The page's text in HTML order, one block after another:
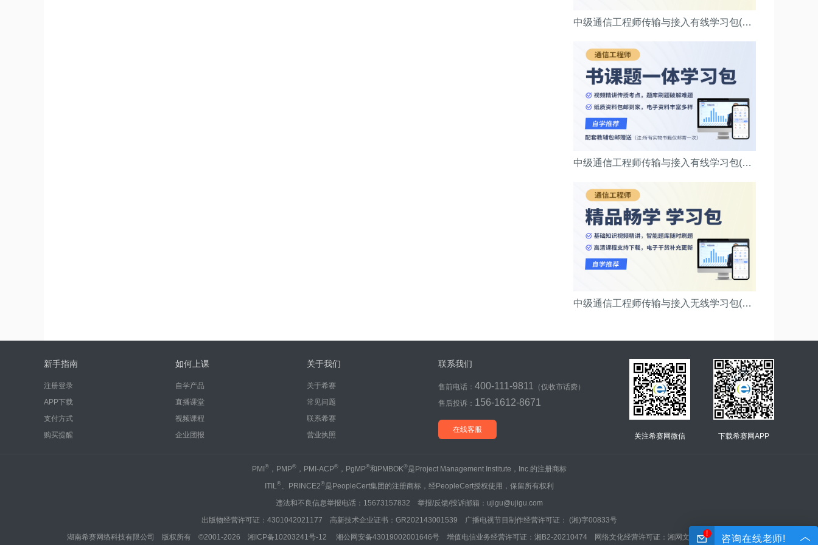
中级通信工程师传输与接入有线学习包(精品畅学班)
中级通信工程师传输与接入有线学习包(无忧通关班)
中级通信工程师传输与接入无线学习包(精品畅学班)
新手指南
注册登录
APP下载
支付方式
购买提醒
如何上课
自学产品
直播课堂
视频课程
企业团报
关于我们
关于希赛
常见问题
联系希赛
营业执照
联系我们
售前电话： 400-111-9811
（仅收市话费）
售后投诉： 156-1612-8671
在线客服
关注希赛网微信 下载希赛网APP
PMI®，PMP®，PMI-ACP®，PgMP®和PMBOK®是Project Management Institute，Inc.的注册商标
ITIL®、PRINCE2®是PeopleCert集团的注册商标，经PeopleCert授权使用，保留所有权利
违法和不良信息举报电话：15673157832 举报/反馈/投诉邮箱：ujigu@ujigu.com
出版物经营许可证：4301042021177 高新技术企业证书：GR202143001539 广播电视节目制作经营许可证： (湘)字00833号
湖南希赛网络科技有限公司 版权所有 ©2001-2026 湘ICP备10203241号-12 湘公网安备43019002001646号 增值电信业务经营许可证：湘B2-20210474 网络文化经营许可证：湘网文(2022)0042-005号
! 咨询在线老师!